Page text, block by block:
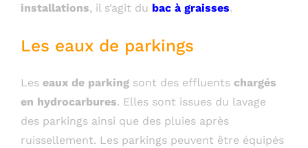
installations, il s’agit du bac à graisses.
Les eaux de parkings
Les eaux de parking sont des effluents chargés
en hydrocarbures. Elles sont issues du lavage
des parkings ainsi que des pluies après
ruissellement. Les parkings peuvent être équipés